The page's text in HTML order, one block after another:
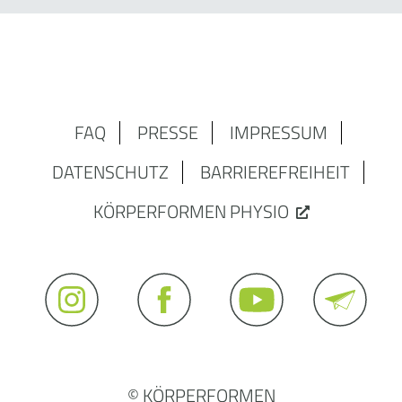
FAQ PRESSE
IMPRESSUM
DATENSCHUTZ
BARRIEREFREIHEIT
KÖRPERFORMEN PHYSIO
© KÖRPERFORMEN